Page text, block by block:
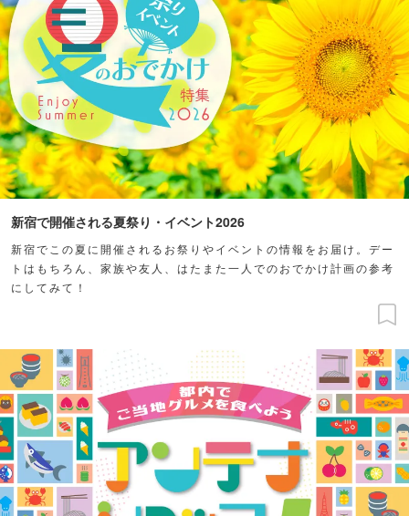
新宿で開催される夏祭り・イベント2026
新宿でこの夏に開催されるお祭りやイベントの情報をお届け。デー
トはもちろん、家族や友人、はたまた一人でのおでかけ計画の参考
にしてみて！